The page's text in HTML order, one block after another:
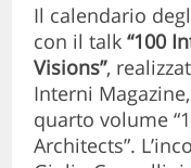
Il calendario
con il talk“100
Visions”,
Interni
quarto volume
Architects”.